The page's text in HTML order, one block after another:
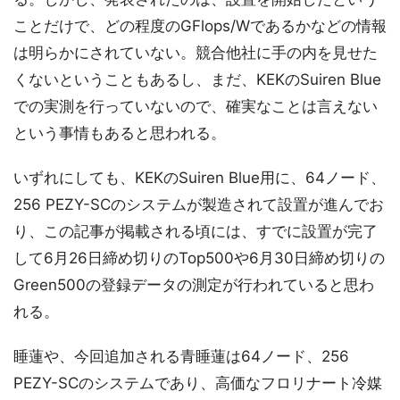
ことだけで、どの程度のGFlops/Wであるかなどの情報
は明らかにされていない。競合他社に手の内を見せた
くないということもあるし、まだ、KEKのSuiren Blue
での実測を行っていないので、確実なことは言えない
という事情もあると思われる。
いずれにしても、KEKのSuiren Blue用に、64ノード、
256 PEZY-SCのシステムが製造されて設置が進んでお
り、この記事が掲載される頃には、すでに設置が完了
して6月26日締め切りのTop500や6月30日締め切りの
Green500の登録データの測定が行われていると思わ
れる。
睡蓮や、今回追加される青睡蓮は64ノード、256
PEZY-SCのシステムであり、高価なフロリナート冷媒